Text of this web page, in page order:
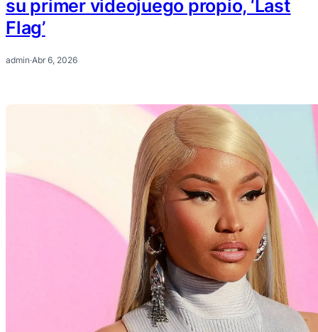
su primer videojuego propio, ‘Last
Flag’
admin·Abr 6, 2026